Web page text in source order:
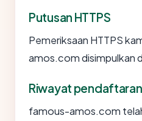
Putusan HTTPS
Pemeriksaan HTTPS
amos.com disimpulkan
Riwayat pendaftaran
famous-amos.com